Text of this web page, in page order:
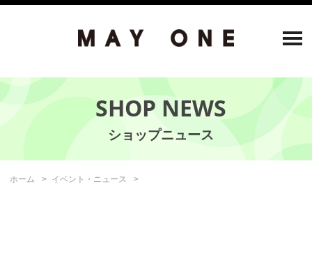
SHOP NEWS
ホーム イベント・ニュース